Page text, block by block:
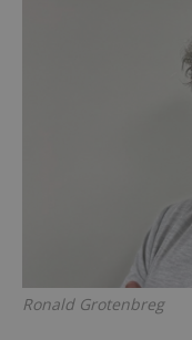
Ronald Grotenbreg